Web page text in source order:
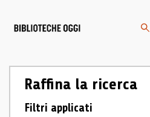
Raffina la ricerca
Filtri applicati